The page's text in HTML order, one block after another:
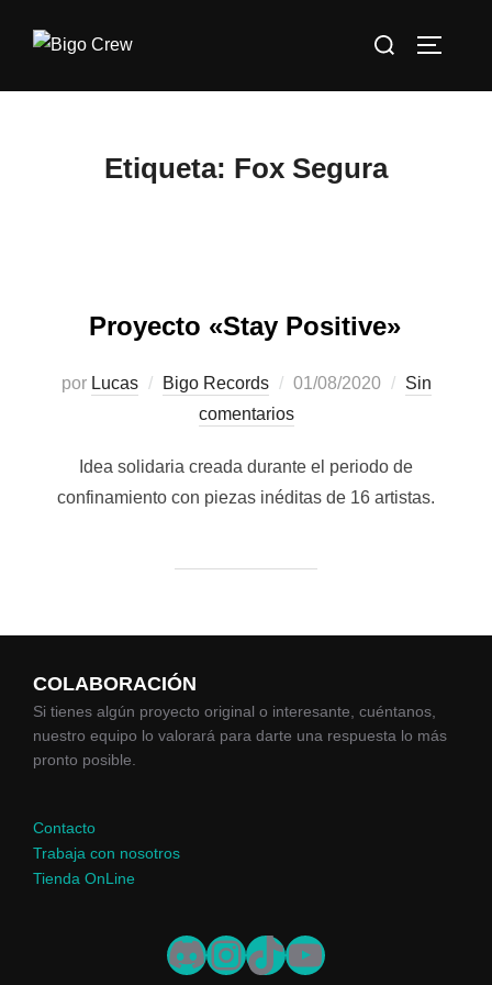
Buscar:
Etiqueta: Fox Segura
Proyecto «Stay Positive»
por Lucas Bigo Records
Publicado
el
01/08/2020
Sin
comentarios
Idea solidaria creada durante el periodo de
confinamiento con piezas inéditas de 16 artistas.
COLABORACIÓN
Si tienes algún proyecto original o interesante, cuéntanos,
nuestro equipo lo valorará para darte una respuesta lo más
pronto posible.
Contacto
Trabaja con nosotros
Tienda OnLine
Discord
Instagram
TikTok
YouTube